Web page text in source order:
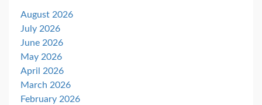
August 2026
July 2026
June 2026
May 2026
April 2026
March 2026
February 2026